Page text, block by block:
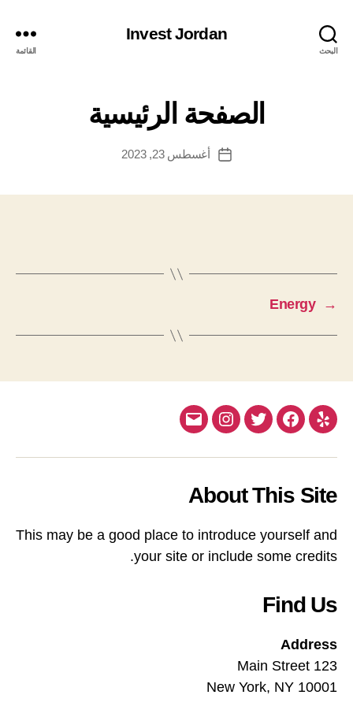
البحث
Invest Jordan
القائمة
الصفحة الرئيسية
تاريخأغسطس 23, 2023
→
Energy
Yelp
Facebook
Twitter
Instagram
Email
About This Site
This may be a good place to introduce yourself and
your site or include some credits.
Find Us
Address
123 Main Street
New York, NY 10001